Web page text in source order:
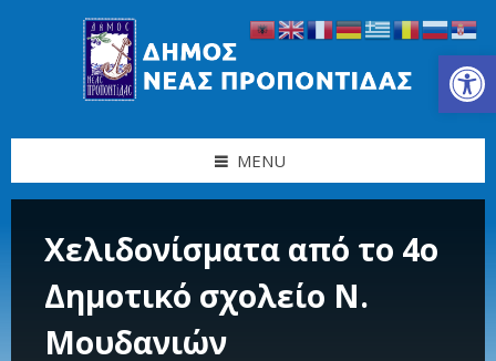
Ανοίξτε τη γραμμή εργαλείων
MENU
Χελιδονίσματα από το 4ο
Δημοτικό σχολείο Ν.
Μουδανιών